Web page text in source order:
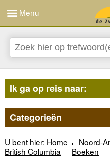
Menu
Ik ga op reis naar:
Categorieën
U bent hier: Home Noord-
British Columbia
Boeken